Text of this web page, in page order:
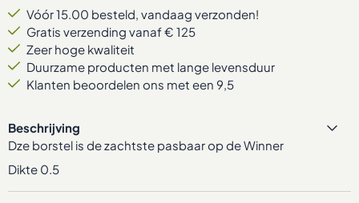
Vóór 15.00 besteld, vandaag verzonden!
Gratis verzending vanaf € 125
Zeer hoge kwaliteit
Duurzame producten met lange levensduur
Klanten beoordelen ons met een 9,5
Beschrijving
Dze borstel is de zachtste pasbaar op de Winner
Dikte 0.5